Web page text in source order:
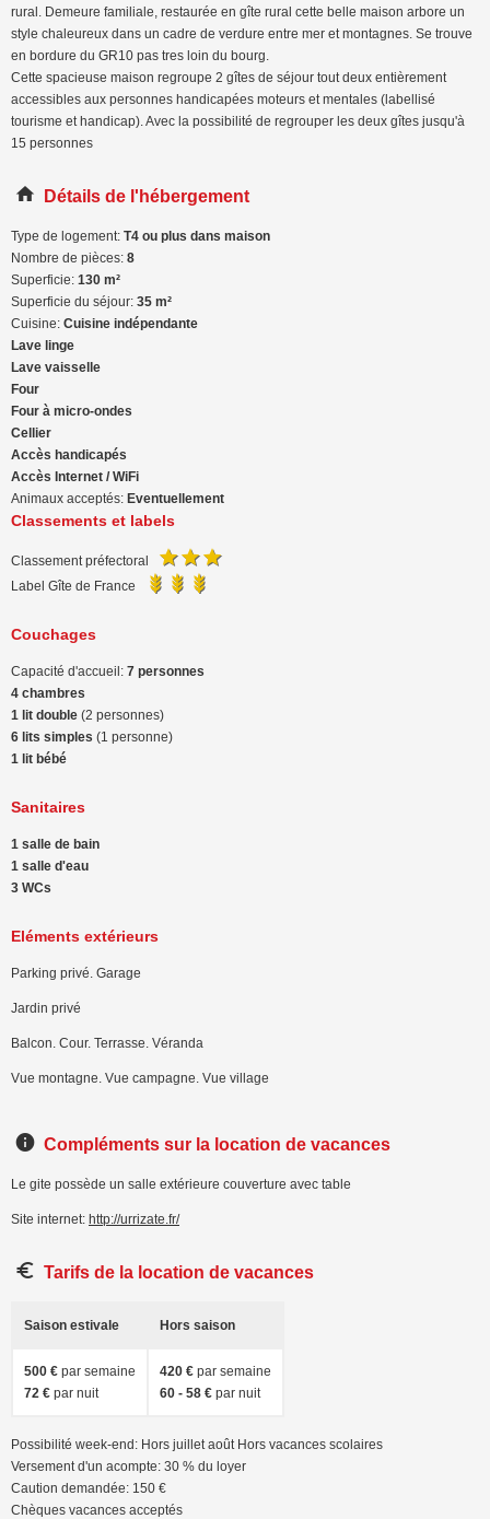
rural. Demeure familiale, restaurée en gîte rural cette belle maison arbore un
style chaleureux dans un cadre de verdure entre mer et montagnes. Se trouve
en bordure du GR10 pas tres loin du bourg.
Cette spacieuse maison regroupe 2 gîtes de séjour tout deux entièrement
accessibles aux personnes handicapées moteurs et mentales (labellisé
tourisme et handicap). Avec la possibilité de regrouper les deux gîtes jusqu'à
15 personnes
Détails de l'hébergement
Type de logement: T4 ou plus dans maison
Nombre de pièces: 8
Superficie: 130 m²
Superficie du séjour: 35 m²
Cuisine: Cuisine indépendante
Lave linge
Lave vaisselle
Four
Four à micro-ondes
Cellier
Accès handicapés
Accès Internet / WiFi
Animaux acceptés: Eventuellement
Classements et labels
Classement préfectoral
Label Gîte de France
Couchages
Capacité d'accueil: 7 personnes
4 chambres
1 lit double (2 personnes)
6 lits simples (1 personne)
1 lit bébé
Sanitaires
1 salle de bain
1 salle d'eau
3 WCs
Eléments extérieurs
Parking privé. Garage
Jardin privé
Balcon. Cour. Terrasse. Véranda
Vue montagne. Vue campagne. Vue village
Compléments sur la location de vacances
Le gite possède un salle extérieure couverture avec table
Site internet: http://urrizate.fr/
Tarifs de la location de vacances
Saison estivale Hors saison
500 € par semaine
72 € par nuit
420 € par semaine
60 - 58 € par nuit
Possibilité week-end: Hors juillet août Hors vacances scolaires
Versement d'un acompte: 30 % du loyer
Caution demandée: 150 €
Chèques vacances acceptés